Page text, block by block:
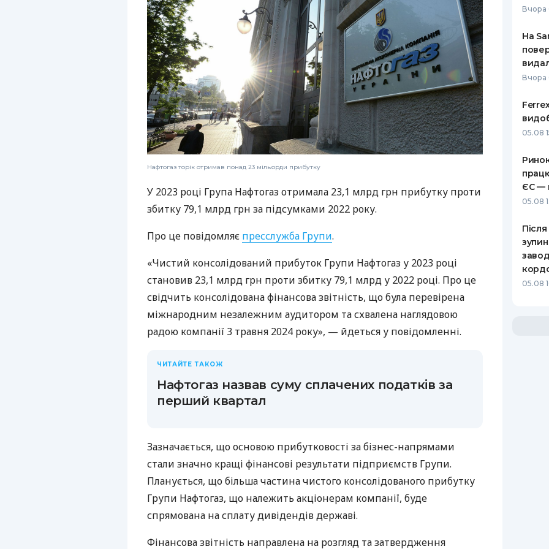
РЕЙТИНГ ДЕБЕТОВИХ
КАРТОК
ЩОМІСЯЧНИЙ ОГЛЯД
КЕШБЕКУ
ПУТІВНИКИ ПО
БАНКІВСЬКИХ КАРТКАХ
ВСІ
Нафтогаз торік отримав понад 23 мільярди прибутку
У 2023 році Група Нафтогаз отримала 23,1 млрд грн прибутку проти
збитку 79,1 млрд грн за підсумками 2022 року.
Про це повідомляє пресслужба Групи.
«Чистий консолідований прибуток Групи Нафтогаз у 2023 році
становив 23,1 млрд грн проти збитку 79,1 млрд у 2022 році. Про це
свідчить консолідована фінансова звітність, що була перевірена
міжнародним незалежним аудитором та схвалена наглядовою
радою компанії 3 травня 2024 року», — йдеться у повідомленні.
ЧИТАЙТЕ ТАКОЖ
Нафтогаз назвав суму сплачених податків за
перший квартал
Зазначається, що основою прибутковості за бізнес-напрямами
стали значно кращі фінансові результати підприємств Групи.
Планується, що більша частина чистого консолідованого прибутку
Групи Нафтогаз, що належить акціонерам компанії, буде
спрямована на сплату дивідендів державі.
Фінансова звітність направлена на розгляд та затвердження
Вчора
На
Вчора
05.08
ЄС —
05.08
05.08